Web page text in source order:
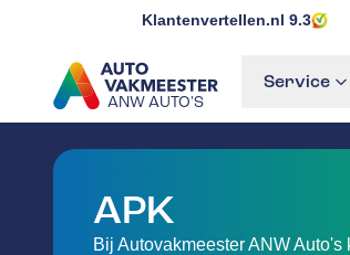
Klantenvertellen.nl 9.3
ANW AUTO'S
GA NAAR DE HOMEPAGINA
Service
APK
Bij Autovakmeester ANW Auto's